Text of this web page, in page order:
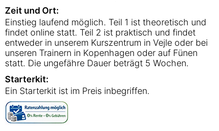
Zeit und Ort:
Einstieg laufend möglich. Teil 1 ist theoretisch und
findet online statt. Teil 2 ist praktisch und findet
entweder in unserem Kurszentrum in Vejle oder bei
unseren Trainern in Kopenhagen oder auf Fünen
statt. Die ungefähre Dauer beträgt 5 Wochen.
Starterkit:
Ein Starterkit ist im Preis inbegriffen.